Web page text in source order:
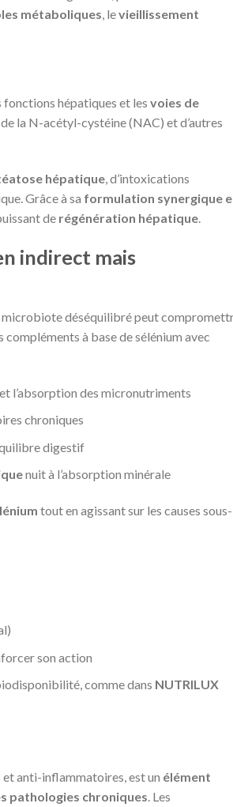
métaboliques , levieillissement
hépatiques et les voies de
la N-acétyl-cystéine (NAC) et d’autres
hépatique, d’intoxications
Grâce à sa formulation synergique
de régénération hépatique.
indirect mais
microbiote déséquilibré peut
à base de sélénium avec
l’absorption des micronutriments
chroniques
digestif
nuit à l’absorption minérale
tout en agissant sur les causes sous-
son action
comme dans NUTRILUX
anti-inflammatoires, est un élément
pathologies chroniques. Les